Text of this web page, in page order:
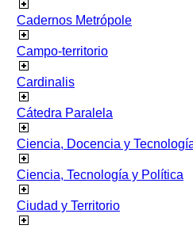
Cadernos Metrópole
Campo-territorio
Cardinalis
Cátedra Paralela
Ciencia, Docencia y
Ciencia, Tecnología y Política
Ciudad y Territorio